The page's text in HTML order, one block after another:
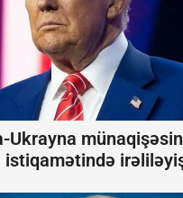
Ukrayna
istiqamətində